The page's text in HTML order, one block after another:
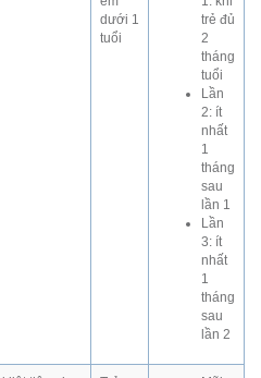
dưới 1
tuổi
trẻ đủ
2
tháng
tuổi
Lần
2: ít
nhất
1
tháng
sau
lần 1
Lần
3: ít
nhất
1
tháng
sau
lần 2